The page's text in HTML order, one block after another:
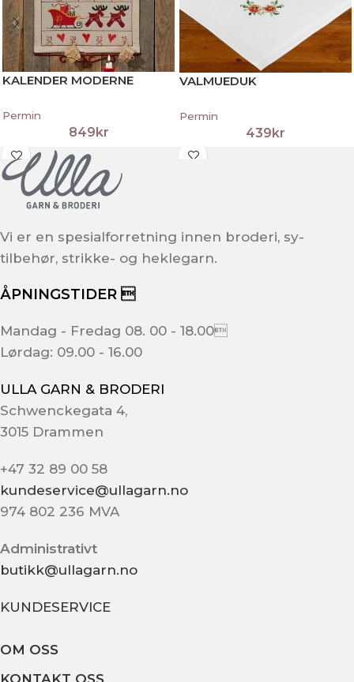
KALENDER MODERNE
Permin
849kr
VALMUEDUK
Permin
439kr
Vi er en spesialforretning innen broderi, sy-
tilbehør, strikke- og heklegarn.
ÅPNINGSTIDER 
Mandag - Fredag 08. 00 - 18.00
Lørdag: 09.00 - 16.00
ULLA GARN & BRODERI
Schwenckegata 4,
3015 Drammen
+47 32 89 00 58
kundeservice@ullagarn.no
974 802 236 MVA
Administrativt
butikk@ullagarn.no
KUNDESERVICE
OM OSS
KONTAKT OSS